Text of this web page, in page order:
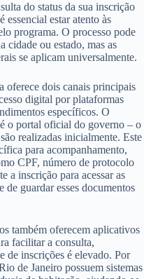
do status da sua inscrição
estar atento às
programa. O processo pode
cidade ou estado, mas as
se aplicam universalmente.
dois canais principais
digital por plataformas
específicos. O
o portal oficial do governo – o
são realizadas inicialmente. Este
para acompanhamento,
CPF, número de protocolo
a inscrição para acessar as
guardar esses documentos
também oferecem aplicativos
facilitar a consulta,
de inscrições é elevado. Por
de Janeiro possuem sistemas